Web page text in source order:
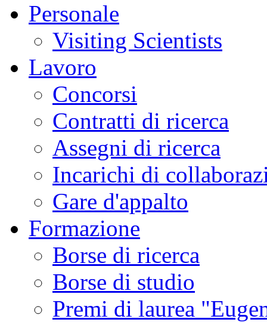
Personale
Visiting Scientists
Lavoro
Concorsi
Contratti di ricerca
Assegni di ricerca
Incarichi di
Gare d'appalto
Formazione
Borse di ricerca
Borse di studio
Premi di laurea